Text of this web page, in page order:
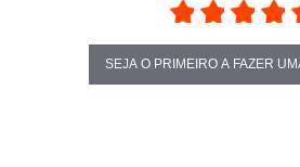
SEJA O PRIMEIRO A FAZER